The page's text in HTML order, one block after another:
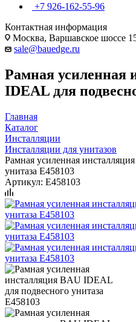
+7 926-162-55-96
Контактная информация
Москва, Варшавское шоссе
sale@bauedge.ru
Рамная усиленная
IDEAL для
Главная
Каталог
Инсталляции
Инсталляции для унитазов
Рамная усиленная
унитаза E458103
Артикул: E458103